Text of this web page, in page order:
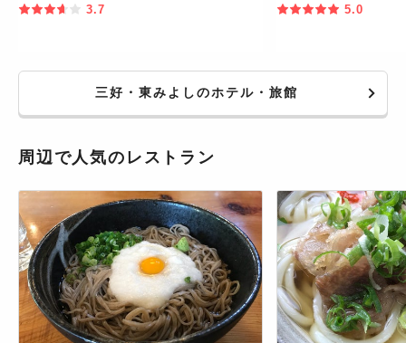
3.7 5.0
三好・東みよしのホテル・旅館
周辺で人気のレストラン